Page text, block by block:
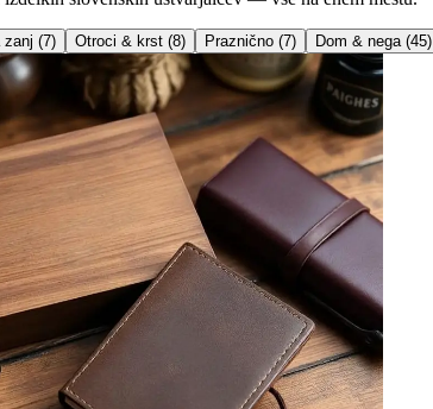
zanj (7) Otroci & krst (8) Praznično (7) Dom & nega (45)